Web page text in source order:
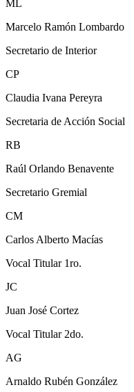
ML
Marcelo Ramón Lombardo
Secretario de Interior
CP
Claudia Ivana Pereyra
Secretaria de Acción Social
RB
Raúl Orlando Benavente
Secretario Gremial
CM
Carlos Alberto Macías
Vocal Titular 1ro.
JC
Juan José Cortez
Vocal Titular 2do.
AG
Arnaldo Rubén González